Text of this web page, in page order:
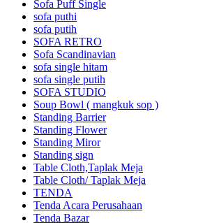
Sofa Puff Single
sofa puthi
sofa putih
SOFA RETRO
Sofa Scandinavian
sofa single hitam
sofa single putih
SOFA STUDIO
Soup Bowl ( mangkuk sop )
Standing Barrier
Standing Flower
Standing Miror
Standing sign
Table Cloth,Taplak Meja
Table Cloth/ Taplak Meja
TENDA
Tenda Acara Perusahaan
Tenda Bazar